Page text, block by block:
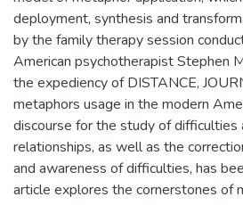
deployment, synthesis and
by the family therapy session
American psychotherapist Stephen
the expediency of DISTANCE,
metaphors usage in the modern
discourse for the study of difficulties
relationships, as well as the
and awareness of difficulties, has
article explores the cornerstones of